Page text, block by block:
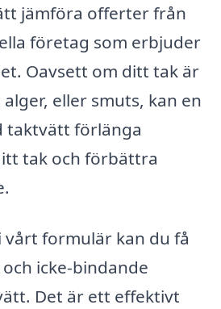
jämföra offerter från
företag som erbjuder
Oavsett om ditt tak är
eller smuts, kan en
förlänga
tak och förbättra
vårt formulär kan du få
icke-bindande
Det är ett effektivt